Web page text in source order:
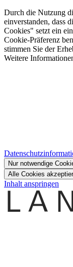
Durch die Nutzung
einverstanden, dass
Cookies" setzt ein
Cookie-Präferenz
stimmen Sie der
Weitere
Nur notwendige
Alle Cookies
Inhalt anspringen